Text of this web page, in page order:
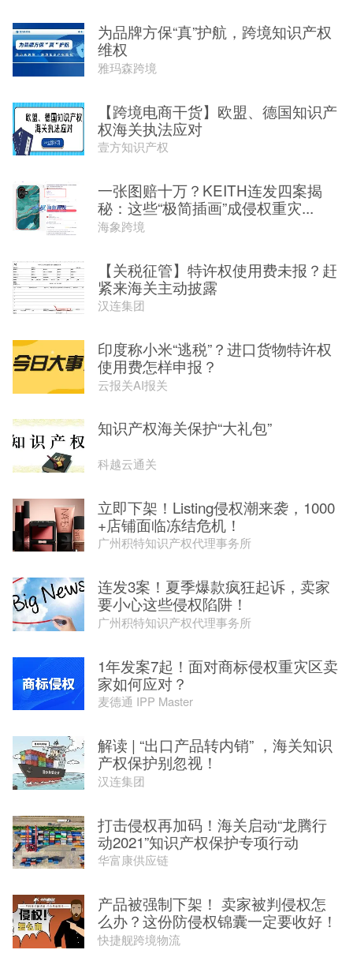
为品牌方保“真”护航，跨境知识产权
维权
雅玛森跨境
【跨境电商干货】欧盟、德国知识产
权海关执法应对
壹方知识产权
一张图赔十万？KEITH连发四案揭
秘：这些“极简插画”成侵权重灾...
海象跨境
【关税征管】特许权使用费未报？赶
紧来海关主动披露
汉连集团
印度称小米“逃税”？进口货物特许权
使用费怎样申报？
云报关AI报关
知识产权海关保护“大礼包”
科越云通关
立即下架！Listing侵权潮来袭，1000
+店铺面临冻结危机！
广州积特知识产权代理事务所
连发3案！夏季爆款疯狂起诉，卖家
要小心这些侵权陷阱！
广州积特知识产权代理事务所
1年发案7起！面对商标侵权重灾区卖
家如何应对？
麦德通 IPP Master
解读 | “出口产品转内销” ，海关知识
产权保护别忽视！
汉连集团
打击侵权再加码！海关启动“龙腾行
动2021”知识产权保护专项行动
华富康供应链
产品被强制下架！ 卖家被判侵权怎
么办？这份防侵权锦囊一定要收好！
快捷舰跨境物流